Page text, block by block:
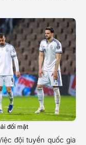
đối mặt
đội tuyển quốc gia